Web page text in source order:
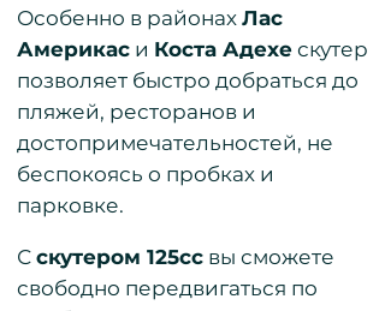
Особенно в районах Лас
Америкас и Коста Адехе скутер
позволяет быстро добраться до
пляжей, ресторанов и
достопримечательностей, не
беспокоясь о пробках и
парковке.
С скутером 125cc вы сможете
свободно передвигаться по